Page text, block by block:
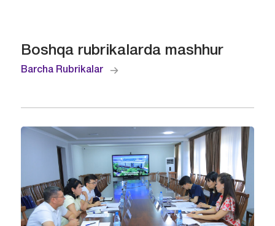
Boshqa rubrikalarda mashhur
Barcha Rubrikalar